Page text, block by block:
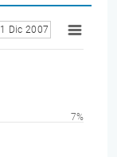
1 Dic 2007
7%